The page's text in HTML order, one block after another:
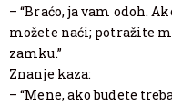
– “Braćo, ja vam odoh.
možete naći; potražite
zamku.”
Znanje kaza:
– “Mene, ako budete